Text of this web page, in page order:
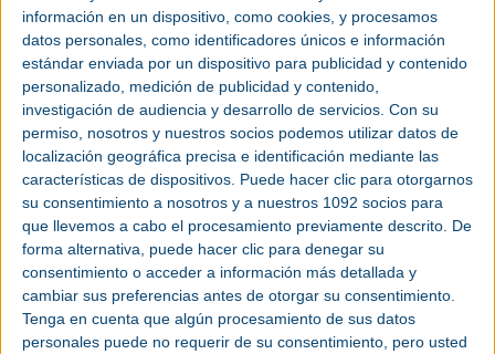
información en un dispositivo, como cookies, y procesamos
datos personales, como identificadores únicos e información
estándar enviada por un dispositivo para publicidad y contenido
personalizado, medición de publicidad y contenido,
investigación de audiencia y desarrollo de servicios. Con su
permiso, nosotros y nuestros socios podemos utilizar datos de
localización geográfica precisa e identificación mediante las
características de dispositivos. Puede hacer clic para otorgarnos
su consentimiento a nosotros y a nuestros 1092 socios para
que llevemos a cabo el procesamiento previamente descrito. De
forma alternativa, puede hacer clic para denegar su
consentimiento o acceder a información más detallada y
cambiar sus preferencias antes de otorgar su consentimiento.
Tenga en cuenta que algún procesamiento de sus datos
personales puede no requerir de su consentimiento, pero usted
Fecha |Miércoles, 9 junio 2027 – Viernes, 11
junio 2027
Página web|www.silbcn.com